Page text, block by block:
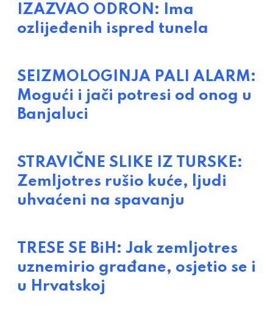
IZAZVAO ODRON: Ima
ozlijeđenih ispred tunela
SEIZMOLOGINJA PALI ALARM:
Mogući i jači potresi od onog u
Banjaluci
STRAVIČNE SLIKE IZ TURSKE:
Zemljotres rušio kuće, ljudi
uhvaćeni na spavanju
TRESE SE BiH: Jak zemljotres
uznemirio građane, osjetio se i
u Hrvatskoj